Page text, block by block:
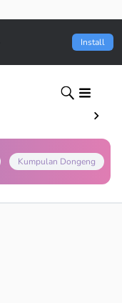
Install
Kumpulan Dongeng